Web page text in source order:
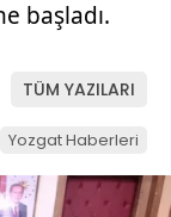
başladı.
TÜM YAZILARI
Yozgat Haberleri